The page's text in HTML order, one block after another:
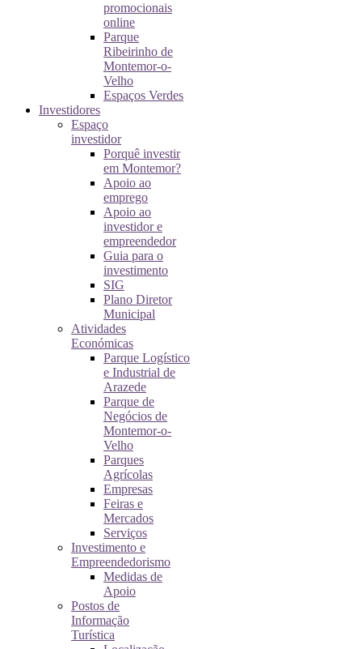
promocionais
online
Parque
Ribeirinho de
Montemor-o-
Velho
Espaços Verdes
Investidores
Espaço
investidor
Porquê investir
em Montemor?
Apoio ao
emprego
Apoio ao
investidor e
empreendedor
Guia para o
investimento
SIG
Plano Diretor
Municipal
Atividades
Económicas
Parque Logístico
e Industrial de
Arazede
Parque de
Negócios de
Montemor-o-
Velho
Parques
Agrícolas
Empresas
Feiras e
Mercados
Serviços
Investimento e
Empreendedorismo
Medidas de
Apoio
Postos de
Informação
Turística